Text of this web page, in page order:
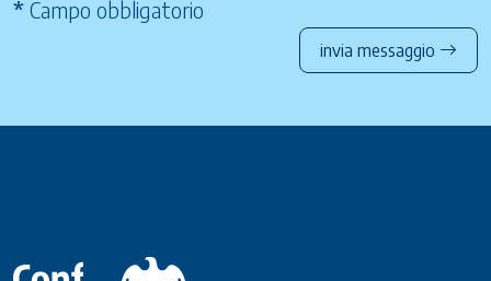
* Campo obbligatorio
invia messaggio